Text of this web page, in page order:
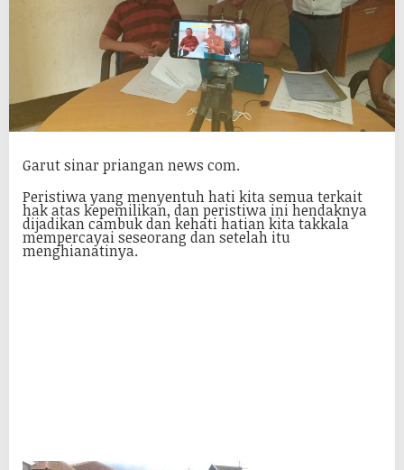
Garut sinar priangan news com.
Peristiwa yang menyentuh hati kita semua terkait
hak atas kepemilikan, dan peristiwa ini hendaknya
dijadikan cambuk dan kehati hatian kita takkala
mempercayai seseorang dan setelah itu
menghianatinya.